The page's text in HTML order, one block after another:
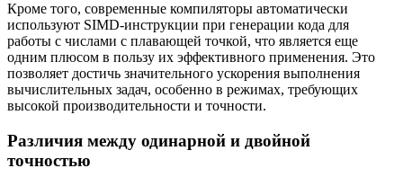
Кроме того, современные компиляторы автоматически
используют SIMD-инструкции при генерации кода для
работы с числами с плавающей точкой, что является еще
одним плюсом в пользу их эффективного применения. Это
позволяет достичь значительного ускорения выполнения
вычислительных задач, особенно в режимах, требующих
высокой производительности и точности.
Различия между одинарной и двойной
точностью